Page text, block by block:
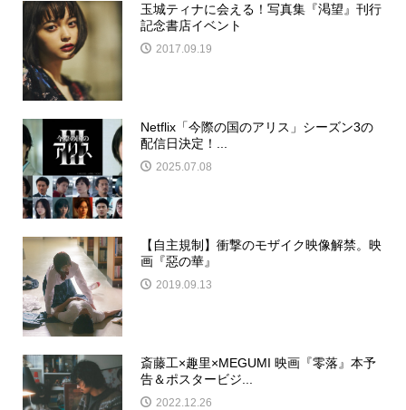
玉城ティナに会える！写真集『渇望』刊行
記念書店イベント
2017.09.19
Netflix「今際の国のアリス」シーズン3の
配信日決定！...
2025.07.08
【自主規制】衝撃のモザイク映像解禁。映
画『惡の華』
2019.09.13
斎藤工×趣里×MEGUMI 映画『零落』本予
告＆ポスタービジ...
2022.12.26